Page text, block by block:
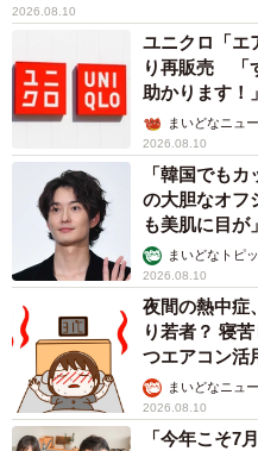
2026.08.10
ユニクロ「エ
り再販売 「
助かります！
まいどなニュ
2026.08.10
「韓国でも
の大胆なオ
も美肌に目が
っこいい」
まいどなトピ
2026.08.10
夜間の熱中症
り若者？ 寝
つエアコン活
まいどなニュ
2026.08.10
「今年こそ7